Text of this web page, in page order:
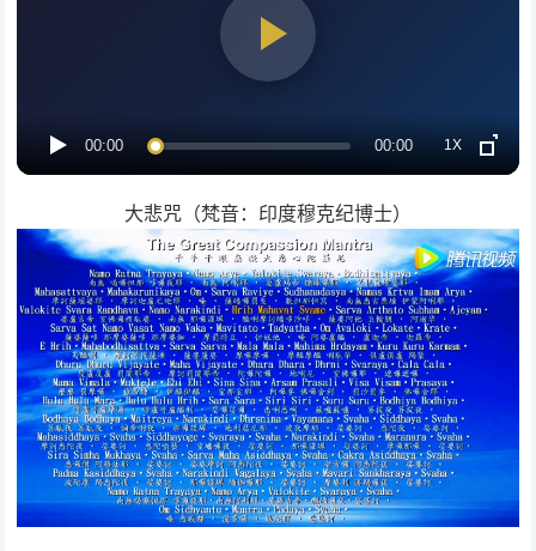
00:00 00:00 1X
大悲咒（梵音：印度穆克纪博士）